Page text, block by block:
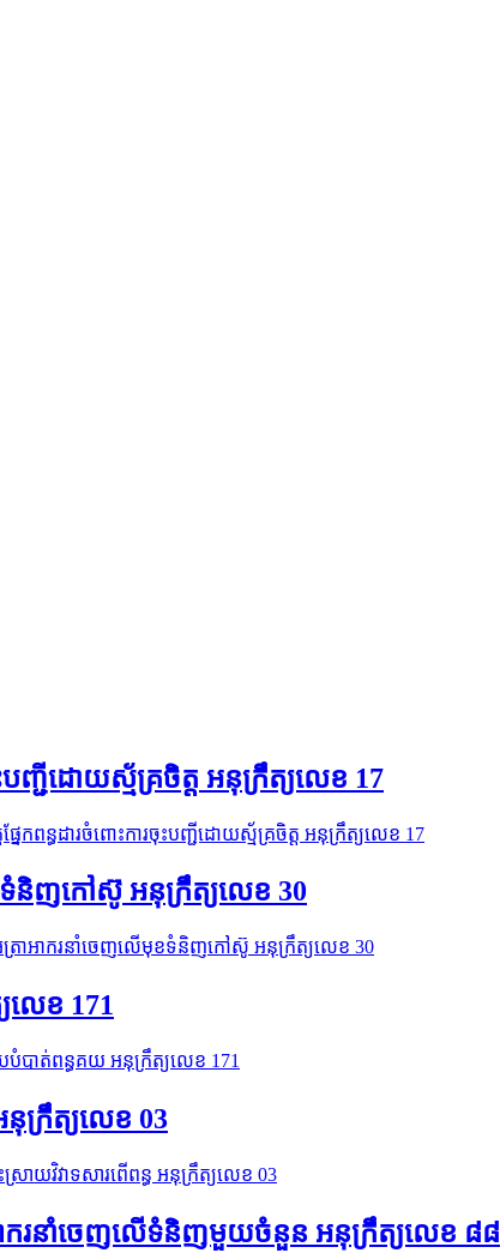
បញ្ជីដោយស្ម័គ្រចិត្ត អនុក្រឹត្យលេខ 17
នែកពន្ធដារចំពោះការចុះបញ្ជីដោយស្ម័គ្រចិត្ត អនុក្រឹត្យលេខ 17
ទំនិញកៅស៊ូ អនុក្រឹត្យលេខ 30
ត្រាអាករនាំចេញលើមុខទំនិញកៅស៊ូ អនុក្រឹត្យលេខ 30
លេខ 171
បំបាត់ពន្ធគយ អនុក្រឹត្យលេខ 171
នុក្រឹត្យលេខ 03
រាយវិវាទសារពើពន្ធ អនុក្រឹត្យលេខ 03
ាករនាំចេញលើទំនិញមួយចំនួន អនុក្រឹត្យលេខ ៨៨